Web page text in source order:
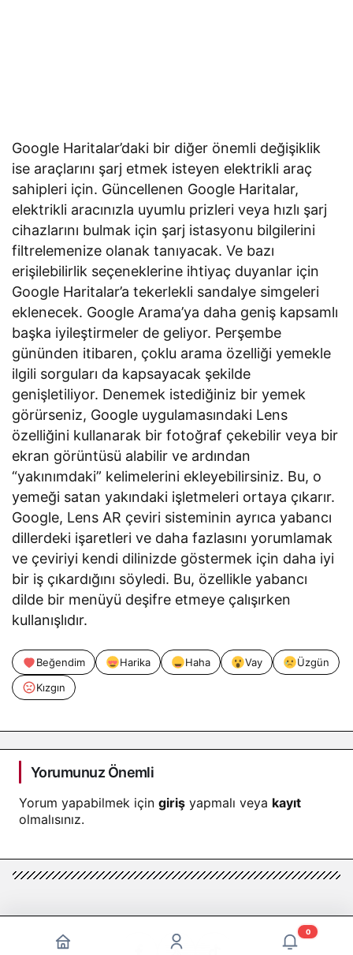
Google Haritalar’daki bir diğer önemli değişiklik
ise araçlarını şarj etmek isteyen elektrikli araç
sahipleri için. Güncellenen Google Haritalar,
elektrikli aracınızla uyumlu prizleri veya hızlı şarj
cihazlarını bulmak için şarj istasyonu bilgilerini
filtrelemenize olanak tanıyacak. Ve bazı
erişilebilirlik seçeneklerine ihtiyaç duyanlar için
Google Haritalar’a tekerlekli sandalye simgeleri
eklenecek. Google Arama’ya daha geniş kapsamlı
başka iyileştirmeler de geliyor. Perşembe
gününden itibaren, çoklu arama özelliği yemekle
ilgili sorguları da kapsayacak şekilde
genişletiliyor. Denemek istediğiniz bir yemek
görürseniz, Google uygulamasındaki Lens
özelliğini kullanarak bir fotoğraf çekebilir veya bir
ekran görüntüsü alabilir ve ardından
“yakınımdaki” kelimelerini ekleyebilirsiniz. Bu, o
yemeği satan yakındaki işletmeleri ortaya çıkarır.
Google, Lens AR çeviri sisteminin ayrıca yabancı
dillerdeki işaretleri ve daha fazlasını yorumlamak
ve çeviriyi kendi dilinizde göstermek için daha iyi
bir iş çıkardığını söyledi. Bu, özellikle yabancı
dilde bir menüyü deşifre etmeye çalışırken
kullanışlıdır.
Beğendim Harika Haha Vay
Üzgün
Kızgın
Yorumunuz Önemli
Yorum yapabilmek için giriş yapmalı veya kayıt
olmalısınız.
0